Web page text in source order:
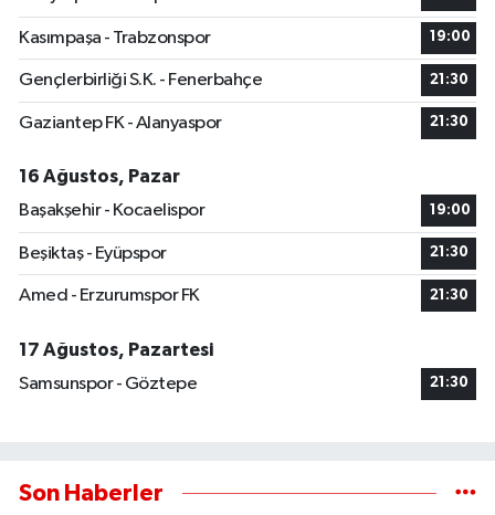
Kasımpaşa - Trabzonspor 19:00
Gençlerbirliği S.K. - Fenerbahçe 21:30
Gaziantep FK - Alanyaspor 21:30
16 Ağustos, Pazar
Başakşehir - Kocaelispor
19:00
Beşiktaş - Eyüpspor 21:30
Amed - Erzurumspor FK 21:30
17 Ağustos, Pazartesi
Samsunspor - Göztepe
21:30
Son Haberler